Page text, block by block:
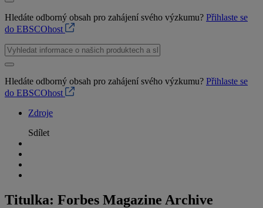
Hledáte odborný obsah pro zahájení svého výzkumu? Přihlaste se
do EBSCOhost
Hledáte odborný obsah pro zahájení svého výzkumu? Přihlaste se
do EBSCOhost
Zdroje
Sdílet
Titulka: Forbes Magazine Archive